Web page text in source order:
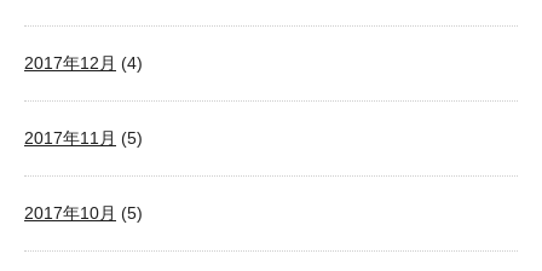
2017年12月 (4)
2017年11月 (5)
2017年10月 (5)